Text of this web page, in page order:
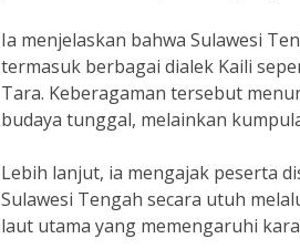
Ia menjelaskan bahwa Sulawesi
termasuk berbagai dialek Kaili
Tara. Keberagaman tersebut
budaya tunggal, melainkan
Lebih lanjut, ia mengajak peserta
Sulawesi Tengah secara utuh
laut utama yang memengaruhi